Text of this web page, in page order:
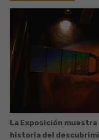
La Exposición
historia del